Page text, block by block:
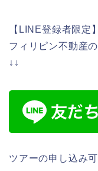
【LINE登録者限定】
フィリピン不動産
↓↓
ツアーの申し込み